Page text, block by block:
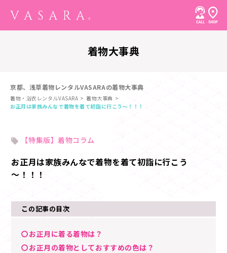
着物大事典
京都、浅草着物レンタルVASARAの着物大事典
着物・浴衣レンタルVASARA
着物大事典
お正月は家族みんなで着物を着て初詣に行こう～！！！
【特集版】着物コラム
お正月は家族みんなで着物を着て初詣に行こう
～！！！
この記事の目次
〇お正月に着る着物は？
〇お正月の着物としておすすめの色は？